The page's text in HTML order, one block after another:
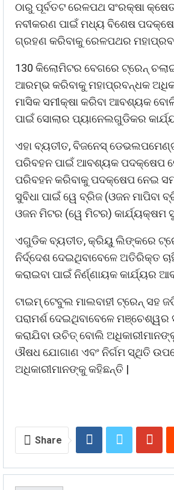
ଠାରୁ ପୂର୍ବତଟ ରେଳପଥ ସଂରକ୍ଷା
ନବୀକରଣ ପାଇଁ ମଧ୍ୟ ବିଶେଷ
ଗ୍ରହଣ କରିବାକୁ ରେଳପଥର
130 କିଲୋମିଟର ବେଗରେ ଟ୍ରେନ୍
ଆରମ୍ଭ କରିବାକୁ ମହାପ୍ରବନ୍ଧକ
ମାସିକ ସମୀକ୍ଷା କରିବା ଆବଶ୍ୟକ
ପାଇଁ ସୋଲାର ପ୍ୟାନେଲଗୁଡିକର
ଏହା ବ୍ୟତୀତ, ବିଜନେସ୍
ପରିବହନ ପାଇଁ ଆବଶ୍ୟକ ପଦକ୍ଷେପ
ପରିବହନ କରିବାକୁ ପଦକ୍ଷେପ ନେଇ
ସୁବିଧା ପାଇଁ ୱେ ବ୍ରିଜ (ଓଜନ ମାପିବା
ଓଜନ ମିଟର (ୱେ ମିଟର) କାର୍ଯ୍ୟକ୍ଷମ
ଏଗୁଡିକ ବ୍ୟତୀତ, କ୍ରିୟୁ ଲିଙ୍କରେ
ନିର୍ଦ୍ଦେଶ ଦେଇଥିବାବେଳେ ଅତିରିକ୍ତ
କରାଇବା ପାଇଁ ନିର୍ଣ୍ଣାୟକ କାର୍ଯ୍ୟର
ଟାଇମ୍ ଟେବୁଲ ମାଲବାହୀ ଟ୍ରେନ୍ ସହ
ପରାମର୍ଶ ଦେଇଥିବାବେଳେ
କରାଯିବା ଉଚିତ୍ ବୋଲି
ଔଷଧ ଯୋଗାଣ ଏବଂ ନିର୍ଗମ ସ୍ଥିତି
ଅଧିକାରୀମାନଙ୍କୁ କହିଛନ୍ତି |
Share